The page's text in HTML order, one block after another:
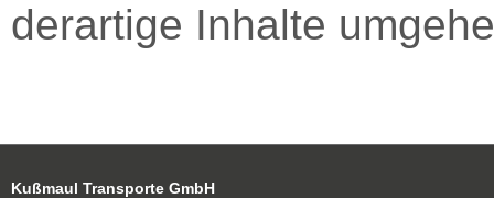
derartige Inhalte
Kußmaul Transporte GmbH